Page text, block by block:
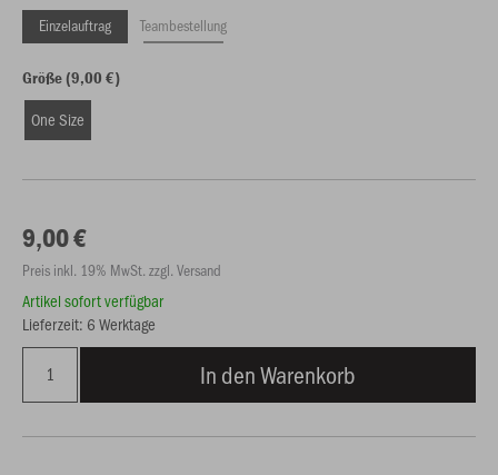
Einzelauftrag Teambestellung
Größe (9,00 €)
One Size
9,00 €
Preis inkl. 19% MwSt. zzgl. Versand
Artikel sofort verfügbar
Lieferzeit: 6 Werktage
In den Warenkorb